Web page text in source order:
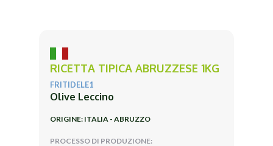
RICETTA TIPICA ABRUZZESE 1KG
FRITIDELE1
Olive Leccino
ORIGINE: ITALIA - ABRUZZO
PROCESSO DI PRODUZIONE: